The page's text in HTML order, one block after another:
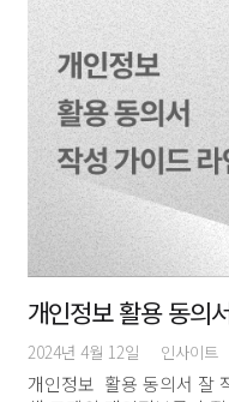
개인정보 활용 동의
2024년 4월 12일 인사이트
개인정보 활용 동의서 잘